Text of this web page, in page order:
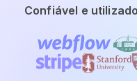
Confiável e